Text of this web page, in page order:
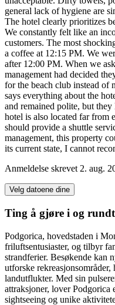
general lack of hygiene are
The hotel clearly prioritizes
We constantly felt like an
customers. The most
a coffee at 12:15 PM. We
after 12:00 PM. When we
management had decided
for the beach club instead of
says everything about the
and remained polite, but
hotel is also located far from
should provide a shuttle
management, this property
its current state, I cannot
Anmeldelse skrevet 2. aug.
Velg datoene dine
Ting å gjøre i og
Podgorica, hovedstaden i
friluftsentusiaster, og tilbyr
strandferier. Besøkende kan
utforske rekreasjonsområder,
landutflukter. Med sin
attraksjoner, lover Podgorica
sightseeing og unike